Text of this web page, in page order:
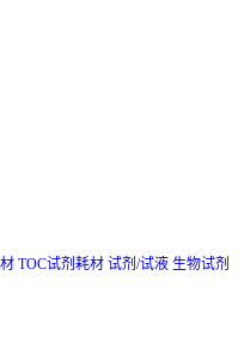
TOC试剂耗材 试剂/试液 生物试剂